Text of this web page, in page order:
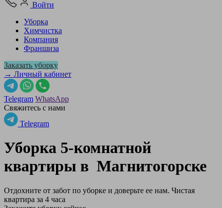
Войти
Уборка
Химчистка
Компания
Франшиза
Заказать уборку
→ Личный кабинет
Telegram WhatsApp
Свяжитесь с нами
Telegram
Уборка 5-комнатной
квартиры в Магнитогорске
Отдохните от забот по уборке и доверьте ее нам. Чистая
квартира за 4 часа